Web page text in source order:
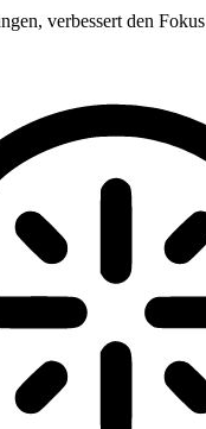
verbessert den Fokus